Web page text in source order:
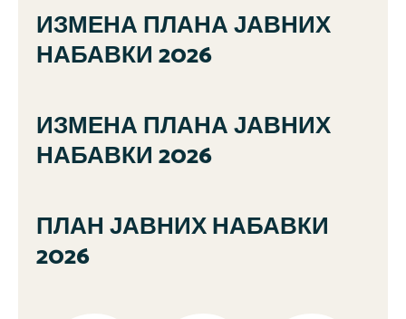
ИЗМЕНА ПЛАНА ЈАВНИХ
НАБАВКИ 2026
ИЗМЕНА ПЛАНА ЈАВНИХ
НАБАВКИ 2026
ПЛАН ЈАВНИХ НАБАВКИ
2026